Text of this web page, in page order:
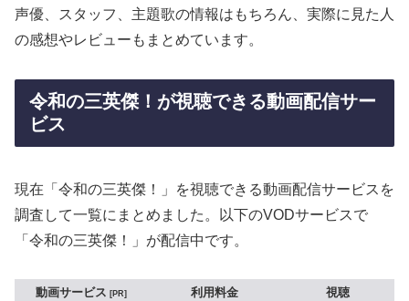
声優、スタッフ、主題歌の情報はもちろん、実際に見た人
の感想やレビューもまとめています。
令和の三英傑！が視聴できる動画配信サー
ビス
現在「令和の三英傑！」を視聴できる動画配信サービスを
調査して一覧にまとめました。以下のVODサービスで
「令和の三英傑！」が配信中です。
動画サービス PR 利用料金
視聴